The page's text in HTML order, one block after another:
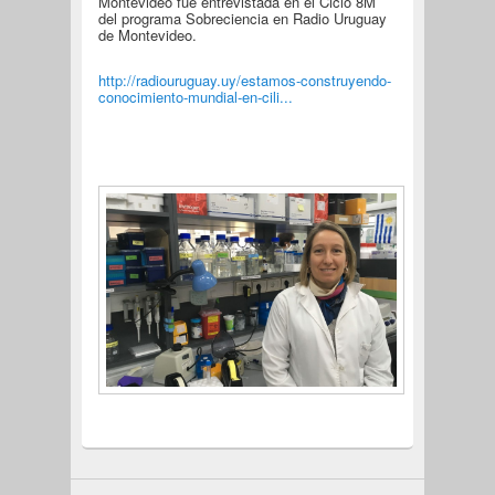
del programa Sobreciencia en Radio Uruguay
de Montevideo.
http://radiouruguay.uy/estamos-construyendo-
conocimiento-mundial-en-cili...